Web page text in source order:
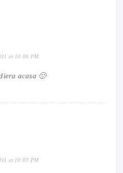
at 10:06 PM
acasa 🙂
at 10:03 PM